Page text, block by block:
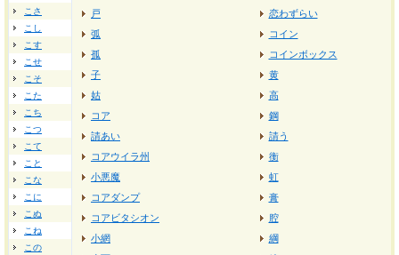
こさ
こし
こす
こせ
こそ
こた
こち
こつ
こて
こと
こな
こに
こぬ
こね
この
戸
弧
孤
子
姑
コア
請あい
コアウイラ州
小悪魔
コアダンプ
コアビタシオン
小網
恋わずらい
コイン
コインボックス
黄
高
鋼
請う
衡
虹
膏
腔
綱